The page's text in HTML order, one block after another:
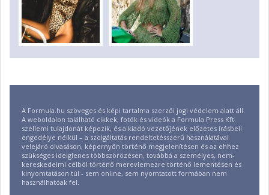
A Formula.hu szöveges és képi tartalma szerzői jogi védelem alatt áll.
A weboldalon található cikkek, fotók és videók a Formula Press Kft.
szellemi tulajdonát képezik, és a kiadó vezetőjének előzetes írásbeli
engedélye nélkül – a szolgáltatás rendeltetésszerű használatával
velejáró olvasáson, képernyőn történő megjelenítésen és az ehhez
szükséges ideiglenes többszörözésen, továbbá a személyes, nem-
kereskedelmi célból történő merevlemezre történő lementésen és
kinyomtatáson túl - sem online, sem nyomtatott formában nem
használhatóak fel.